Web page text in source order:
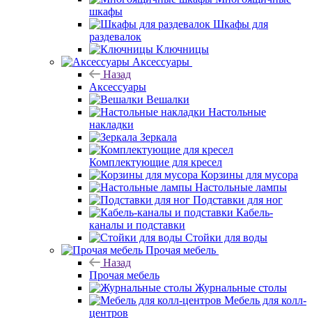
шкафы
Шкафы для
раздевалок
Ключницы
Аксессуары
Назад
Аксессуары
Вешалки
Настольные
накладки
Зеркала
Комплектующие для кресел
Корзины для мусора
Настольные лампы
Подставки для ног
Кабель-
каналы и подставки
Стойки для воды
Прочая мебель
Назад
Прочая мебель
Журнальные столы
Мебель для колл-
центров